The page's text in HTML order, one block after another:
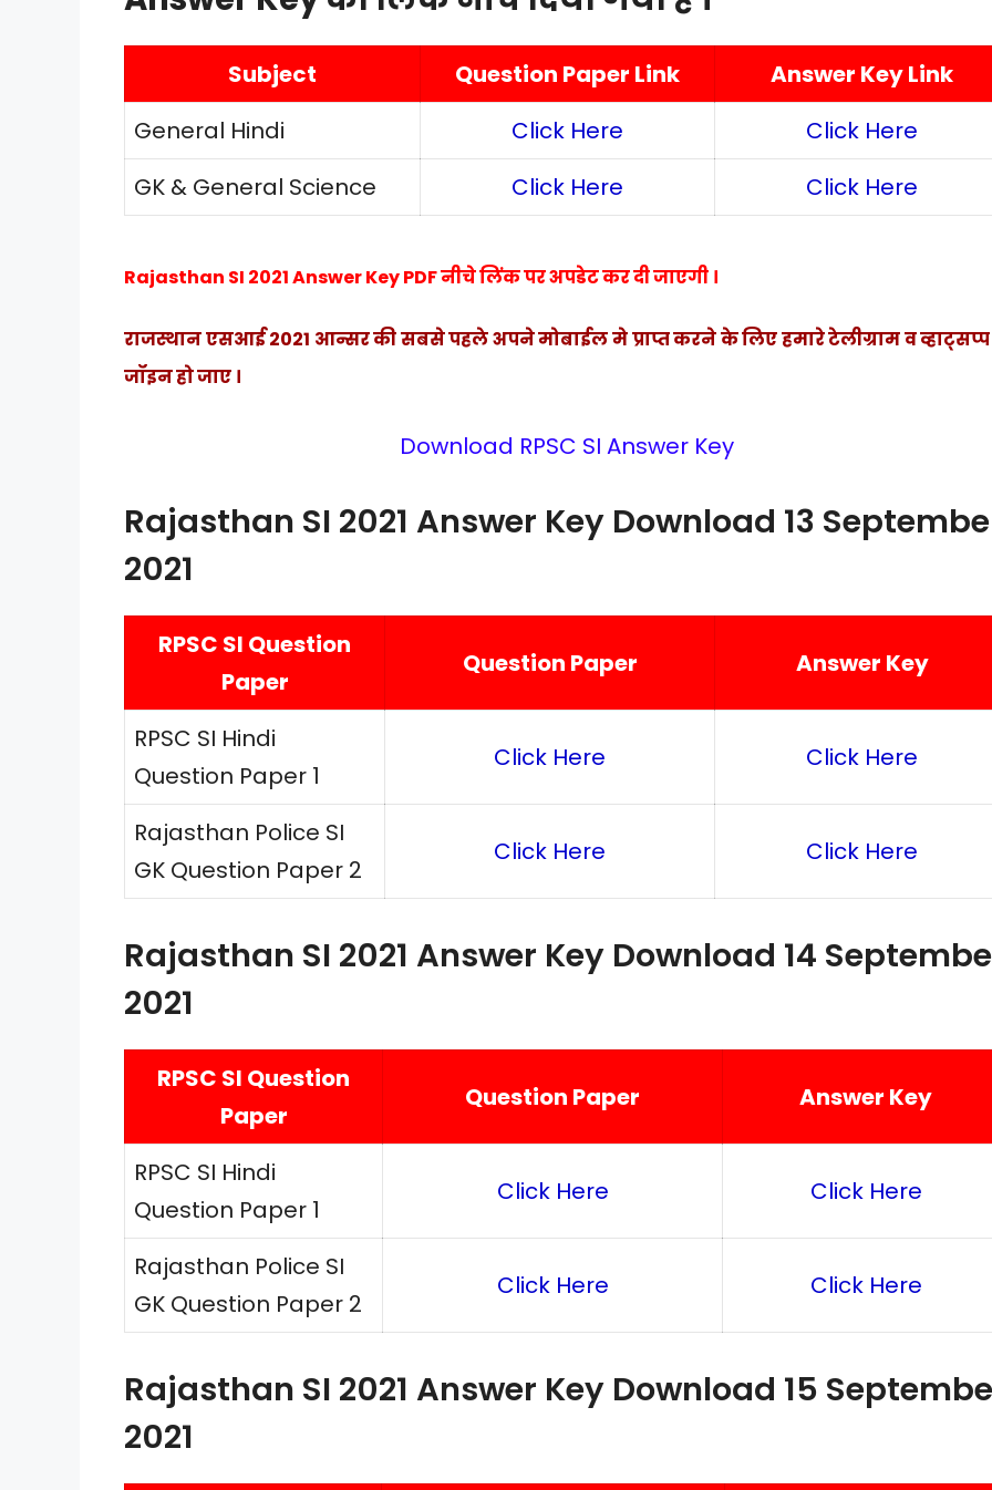
Subject Question Paper Link
Answer Key Link
General Hindi
Click Here
Click Here
GK & General Science
Click Here Click Here
Rajasthan SI 2021 Answer Key PDF नीचे लिंक पर अपडेट कर दी जाएगी ।
राजस्थान एसआई 2021 आन्सर की सबसे पहले अपने मोबाईल मे प्राप्त करने के लिए हमारे टेलीग्राम व
जॉइन हो जाए ।
Download RPSC SI Answer Key
Rajasthan SI 2021 Answer Key Download 13
2021
RPSC SI Question
Paper
Question Paper Answer Key
RPSC SI Hindi
Question Paper 1
Click Here Click Here
Rajasthan Police SI
GK Question Paper 2
Click Here Click Here
Rajasthan SI 2021 Answer Key Download 14
2021
RPSC SI Question
Paper
Question Paper Answer Key
RPSC SI Hindi
Question Paper 1
Click Here Click Here
Rajasthan Police SI
GK Question Paper 2
Click Here Click Here
Rajasthan SI 2021 Answer Key Download 15
2021